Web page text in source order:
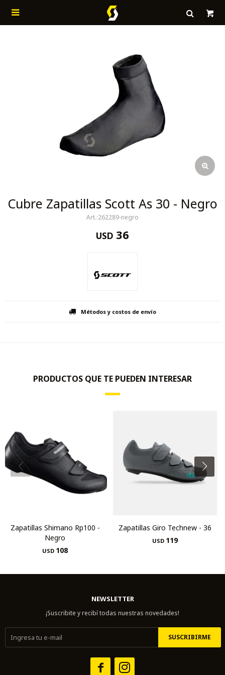

Cubre Zapatillas Scott As 30 - Negro
262289-negro
USD 36
Métodos y costos de envío
PRODUCTOS QUE TE PUEDEN INTERESAR
Zapatillas Shimano Rp100 -
Negro
USD 108
Zapatillas Giro Technew - 36
USD 119
NEWSLETTER
¡Suscribite y recibí todas nuestras novedades!
SUSCRIBIRME
 